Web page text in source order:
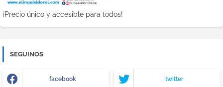
¡Precio único y accesible para todos!
SEGUINOS
facebook twitter